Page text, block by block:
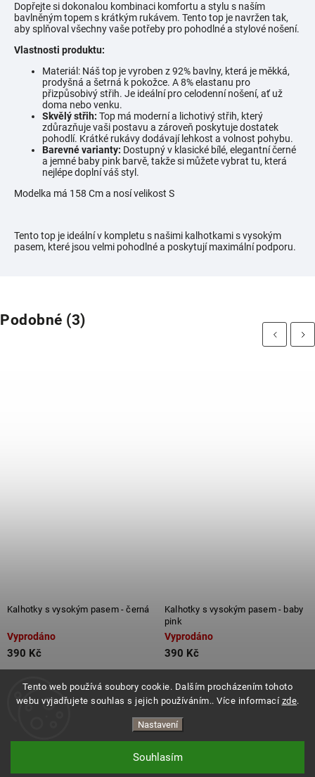
Tento web používá soubory cookie. Dalším procházením tohoto
webu vyjadřujete souhlas s jejich používáním.. Více informací zde.
Nastavení
Souhlasím
Dopřejte si dokonalou kombinaci komfortu a stylu s naším
bavlněným topem s krátkým rukávem. Tento top je navržen tak,
aby splňoval všechny vaše potřeby pro pohodlné a stylové nošení.
Vlastnosti produktu:
Materiál: Náš top je vyroben z 92% bavlny, která je měkká,
prodyšná a šetrná k pokožce. A 8% elastanu pro
přizpůsobivý střih. Je ideální pro celodenní nošení, ať už
doma nebo venku.
Skvělý střih: Top má moderní a lichotivý střih, který
zdůrazňuje vaši postavu a zároveň poskytuje dostatek
pohodlí. Krátké rukávy dodávají lehkost a volnost pohybu.
Barevné varianty: Dostupný v klasické bílé, elegantní černé
a jemné baby pink barvě, takže si můžete vybrat tu, která
nejlépe doplní váš styl.
Modelka má 158 Cm a nosí velikost S
Tento top je ideální v kompletu s našimi kalhotkami s vysokým
pasem, které jsou velmi pohodlné a poskytují maximální podporu.
Podobné (3)
Previous
Kalhotky s vysokým pasem - černá
Vyprodáno
390 Kč
Detail
Kalhotky s vysokým pasem - baby
pink
Vyprodáno
390 Kč
Detail
Next
ES.LEVITATE. Všechna práva vyhrazena.